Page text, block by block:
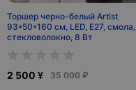
Торшер черно-белый Artist
93*50*160 см, LED, E27, смола,
стекловолокно, 8 Вт
2 500 ¥ 35 000 ₽